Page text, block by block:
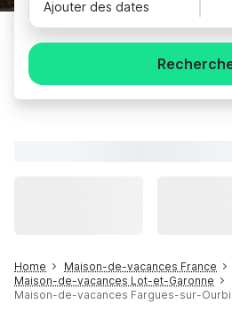
Ajouter des dates
Home
Maison-de-vacances France
Maison-de-vacances Lot-et-Garonne
Maison-de-vacances Fargues-sur-